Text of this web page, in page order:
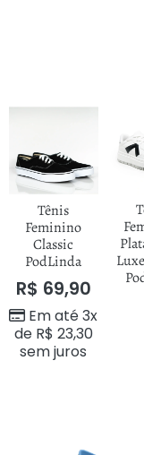
Tênis
Feminino
Classic
PodLinda
R$ 69,90
Em até 3x
de R$ 23,30
sem juros